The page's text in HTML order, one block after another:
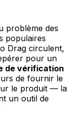
problème des
populaires
Drag circulent,
pour un
de vérification
de fournir le
le produit — la
un outil de